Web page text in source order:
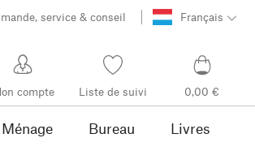
service & conseil Français
compte Liste de suivi 0,00 €
Ménage Bureau
Livres